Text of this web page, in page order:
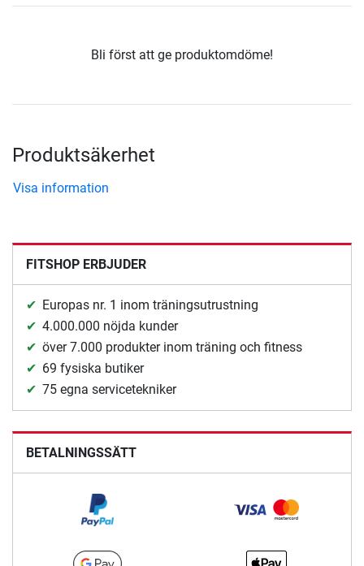
Bli först att ge produktomdöme!
Produktsäkerhet
Visa information
FITSHOP ERBJUDER
Europas nr. 1 inom träningsutrustning
4.000.000 nöjda kunder
över 7.000 produkter inom träning och fitness
69 fysiska butiker
75 egna servicetekniker
BETALNINGSSÄTT